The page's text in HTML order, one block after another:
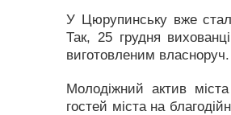
У Цюрупинську вже
Так, 25 грудня
виготовленим власноруч.
Молодіжний актив
гостей міста на